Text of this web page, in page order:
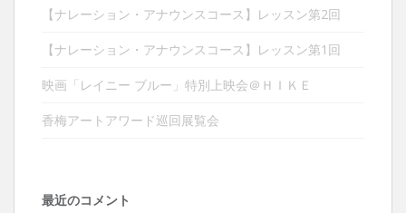
【ナレーション・アナウンスコース】レッスン第2回
【ナレーション・アナウンスコース】レッスン第1回
映画「レイニー ブルー」特別上映会＠ＨＩＫＥ
香梅アートアワード巡回展覧会
最近のコメント